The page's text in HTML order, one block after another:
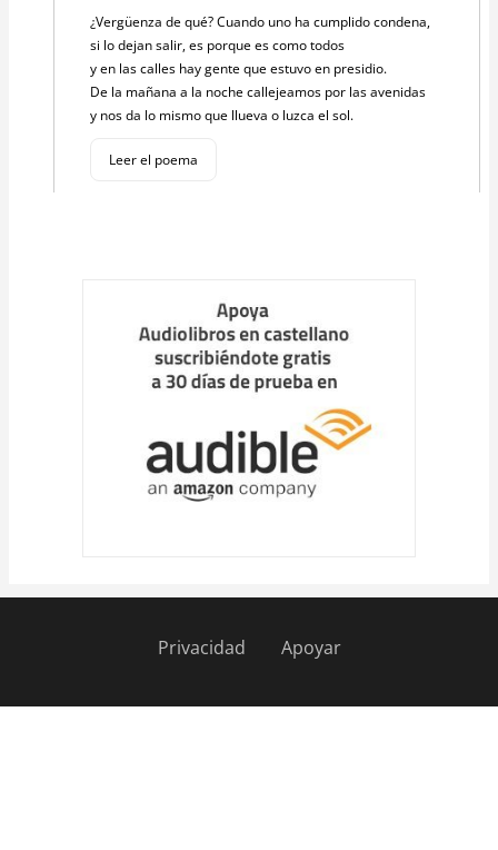
¿Vergüenza de qué? Cuando uno ha cumplido condena,
si lo dejan salir, es porque es como todos
y en las calles hay gente que estuvo en presidio.
De la mañana a la noche callejeamos por las avenidas
y nos da lo mismo que llueva o luzca el sol.
Leer el poema
Privacidad Apoyar